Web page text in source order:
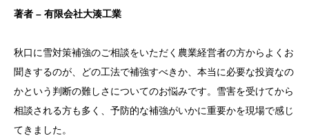
著者 – 有限会社大湊工業
秋口に雪対策補強のご相談をいただく農業経営者の方からよくお
聞きするのが、どの工法で補強すべきか、本当に必要な投資なの
かという判断の難しさについてのお悩みです。雪害を受けてから
相談される方も多く、予防的な補強がいかに重要かを現場で感じ
てきました。